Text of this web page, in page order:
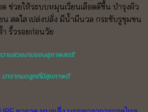
ด ช่วยให้ระบบหมุนเวียนเลือดดีขึ้น บำรุงผิว
สดใส เปล่งปลั่ง มีน้ำมีนวล กระชับรูขุมขน
ริ้วรอยก่อนวัย
วามสวยงามของสุภาพสตรี
มาจากมดลูกที่มีสุขภาพดี